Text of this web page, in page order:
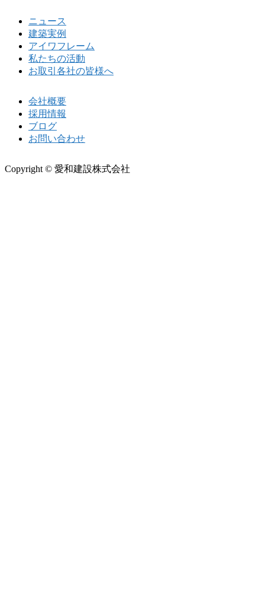
ニュース
建築実例
アイワフレーム
私たちの活動
お取引各社の皆様へ
会社概要
採用情報
ブログ
お問い合わせ
Copyright © 愛和建設株式会社